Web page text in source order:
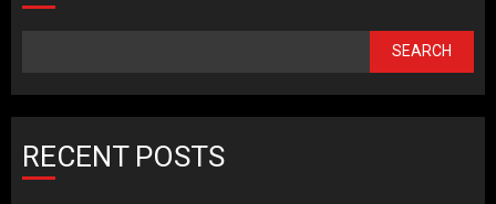
SEARCH
RECENT POSTS